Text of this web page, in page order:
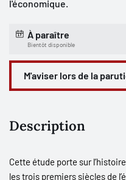
l'économique.
À paraître
Bientôt disponible
M'aviser lors de la
Description
Cette étude porte sur
les trois premiers siècles de